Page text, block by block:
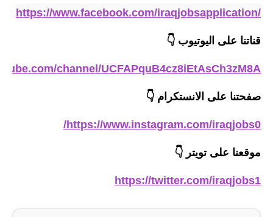
المرحلة الابتدائية
المرحلة الاعدادية
اخبار وقرارات وزارة التعليم
https://www.facebook.com/iraqjobsapplication/
قناتنا على اليوتيوب 👇
channel/UCFAPquB4cz8iEtAsCh3zM8A
صفحتنا على الانستكرام 👇
https://www.instagram.com/iraqjobs0/
موقعنا على تويتر 👇
https://twitter.com/iraqjobs1